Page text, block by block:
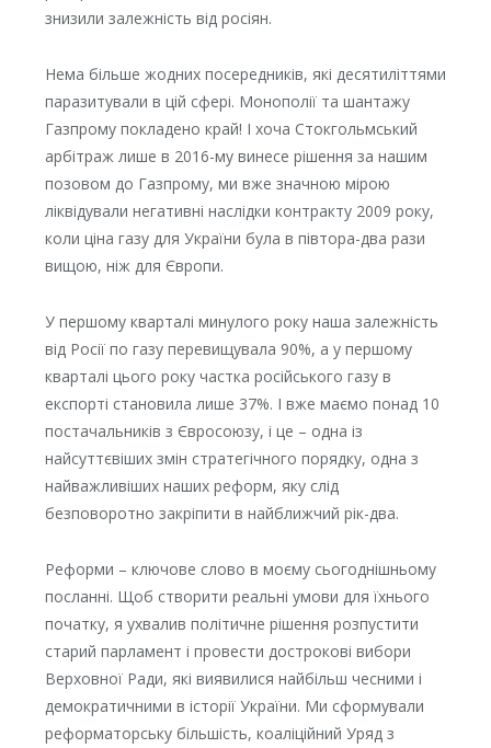
знизили залежність від росіян.
Нема більше жодних посередників, які десятиліттями
паразитували в цій сфері. Монополії та шантажу
Газпрому покладено край! І хоча Стокгольмський
арбітраж лише в 2016-му винесе рішення за нашим
позовом до Газпрому, ми вже значною мірою
ліквідували негативні наслідки контракту 2009 року,
коли ціна газу для України була в півтора-два рази
вищою, ніж для Європи.
У першому кварталі минулого року наша залежність
від Росії по газу перевищувала 90%, а у першому
кварталі цього року частка російського газу в
експорті становила лише 37%. І вже маємо понад 10
постачальників з Євросоюзу, і це – одна із
найсуттєвіших змін стратегічного порядку, одна з
найважливіших наших реформ, яку слід
безповоротно закріпити в найближчий рік-два.
Реформи – ключове слово в моєму сьогоднішньому
посланні. Щоб створити реальні умови для їхнього
початку, я ухвалив політичне рішення розпустити
старий парламент і провести дострокові вибори
Верховної Ради, які виявилися найбільш чесними і
демократичними в історії України. Ми сформували
реформаторську більшість, коаліційний Уряд з